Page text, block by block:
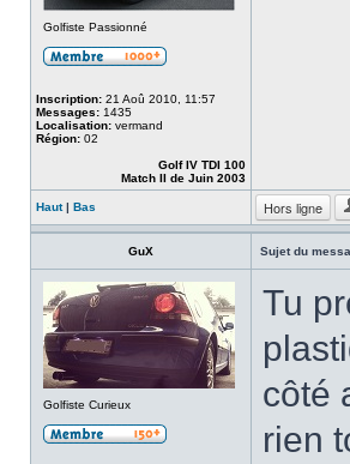
Golfiste Passionné
Inscription: 21 Aoû 2010, 11:57
Messages: 1435
Localisation: vermand
Région: 02
Golf IV TDI 100
Match II de Juin 2003
Haut| Bas Hors ligne
GuX Sujet du
Golfiste Curieux
Tu
côté
rien